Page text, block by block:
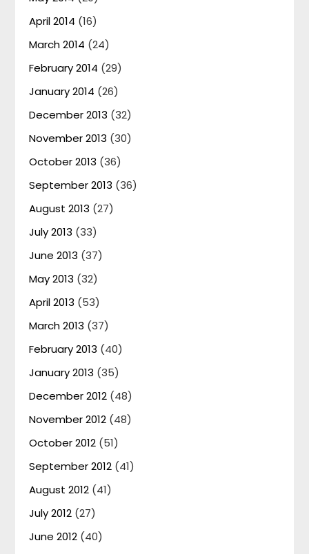
April 2014 (16)
March 2014 (24)
February 2014 (29)
January 2014 (26)
December 2013 (32)
November 2013 (30)
October 2013 (36)
September 2013 (36)
August 2013 (27)
July 2013 (33)
June 2013 (37)
May 2013 (32)
April 2013 (53)
March 2013 (37)
February 2013 (40)
January 2013 (35)
December 2012 (48)
November 2012 (48)
October 2012 (51)
September 2012 (41)
August 2012 (41)
July 2012 (27)
June 2012 (40)